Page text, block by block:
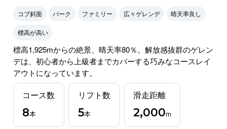
コブ斜面 パーク ファミリー 広々ゲレンデ 晴天率良し
標高が高い
標高1,925mからの絶景、晴天率80％。解放感抜群のゲレン
デは、初心者から上級者までカバーする巧みなコースレイ
アウトになっています。
コース数
8本
リフト数
5本
滑走距離
2,000m